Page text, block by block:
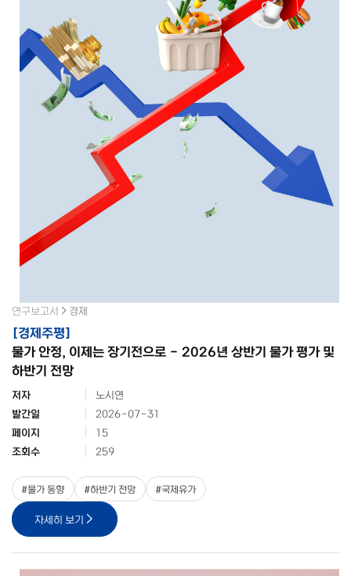
연구보고서 경제
[경제주평]
물가 안정, 이제는 장기전으로 - 2026년 상반기 물가 평가 및
하반기 전망
저자
노시연
발간일
2026-07-31
페이지
15
조회수
259
#물가 동향 #하반기 전망 #국제유가
자세히 보기